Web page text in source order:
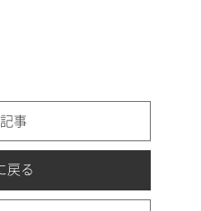
事
戻る